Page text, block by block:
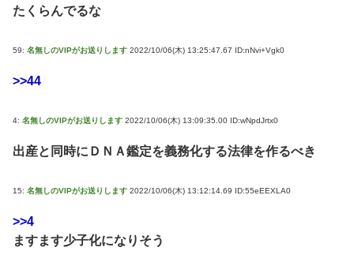
たくらんでるな
59: 名無しのVIPがお送りします 2022/10/06(木) 13:25:47.67 ID:nNvi+Vgk0
>>44
4: 名無しのVIPがお送りします 2022/10/06(木) 13:09:35.00 ID:wNpdJrtx0
出産と同時にＤＮＡ鑑定を義務化する法律を作るべき
15: 名無しのVIPがお送りします 2022/10/06(木) 13:12:14.69 ID:55eEEXLA0
>>4
ますます少子化になりそう